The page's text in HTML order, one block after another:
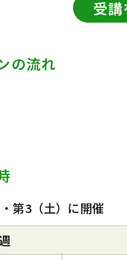
受
の流れ
第3（土）に開催